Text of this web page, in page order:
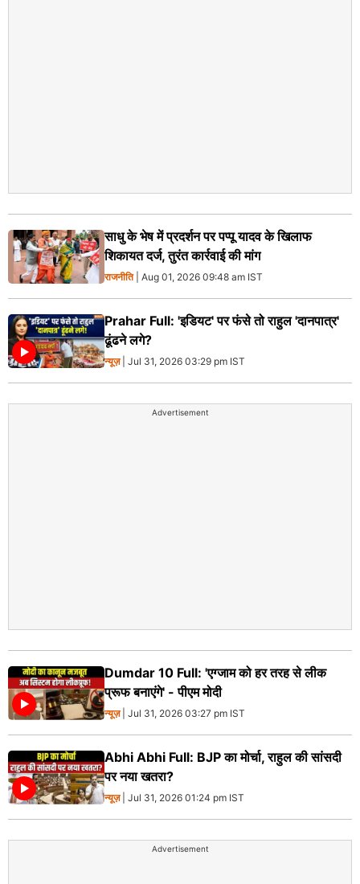
साधु के भेष में प्रदर्शन पर पप्पू यादव के खिलाफ
शिकायत दर्ज, तुरंत कार्रवाई की मांग
राजनीति| Aug 01, 2026 09:48 am IST
Prahar Full: 'इडियट' पर फंसे तो राहुल 'दानपात्र'
ढूंढने लगे?
न्यूज़| Jul 31, 2026 03:29 pm IST
Advertisement
Dumdar 10 Full: 'एग्जाम को हर तरह से लीक
प्रूफ बनाएंगे' - पीएम मोदी
न्यूज़| Jul 31, 2026 03:27 pm IST
Abhi Abhi Full: BJP का मोर्चा, राहुल की सांसदी
पर नया खतरा?
न्यूज़| Jul 31, 2026 01:24 pm IST
Advertisement